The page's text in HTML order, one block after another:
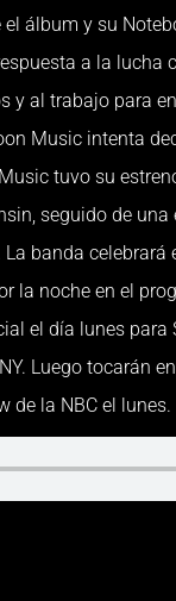
álbum y su
a la
y al trabajo para
Music intenta
tuvo su
seguido de
banda
la noche en el
el día lunes para
Luego tocarán
de la NBC el lunes.